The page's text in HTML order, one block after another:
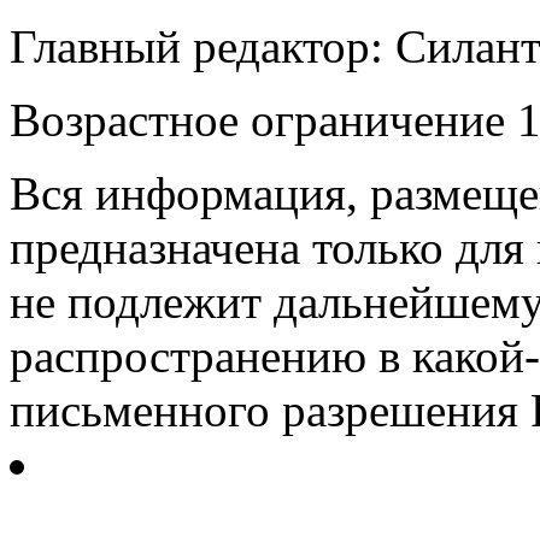
Главный редактор:
Возрастное ограничение
Вся информация,
предназначена только
не подлежит
распространению в
письменного разрешения